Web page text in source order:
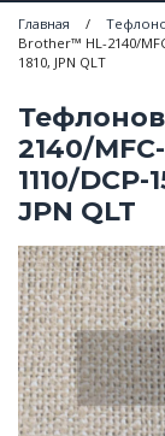
Главная /
Brother™ HL-2140/
1810, JPN QLT
2140/
1110/DCP-
JPN QLT